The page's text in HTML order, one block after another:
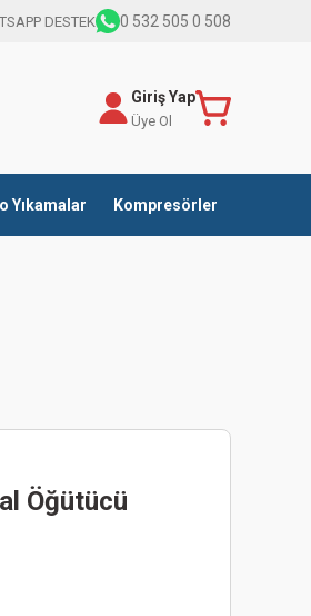
DESTEK 0 532 505 0 508
Giriş Yap
Üye Ol
Yıkamalar Kompresörler
Öğütücü